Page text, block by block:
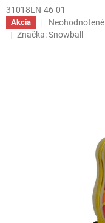
31018LN-46-01
Akcia
Priemerné
hodnotenie
Neohodnotené
Značka:Snowball